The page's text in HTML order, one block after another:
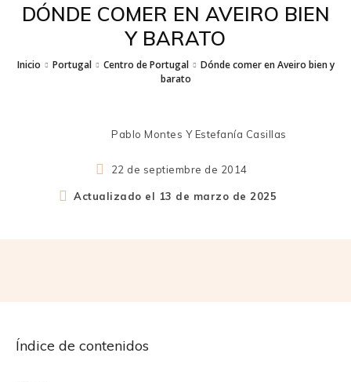
DÓNDE COMER EN AVEIRO BIEN
Y BARATO
Inicio Portugal Centro de Portugal
Dónde comer en Aveiro bien y
barato
Pablo Montes Y Estefanía Casillas
22 de septiembre de 2014
Actualizado el 13 de marzo de 2025
Índice de contenidos